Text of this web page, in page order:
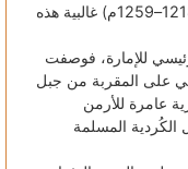
بدر الدين لؤلؤ اتابك الموصل (615–657هـ/ 1218–1259م) غالبية هذه
للإمارة، فوصفت
مملكة الأكراد البُختية»(36)، وهي على المقربة من جبل
عامرة للأرمن
الكُردية المسلمة